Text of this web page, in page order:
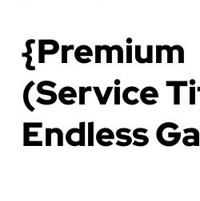
{Premium
(Service
Endless